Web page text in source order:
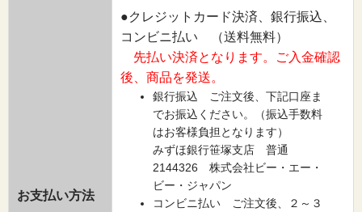
お支払い方法
●クレジットカード決済、銀行振込、
コンビニ払い （送料無料）
先払い決済となります。ご入金確認
後、商品を発送。
銀行振込 ご注文後、下記口座ま
でお振込ください。（振込手数料
はお客様負担となります）
みずほ銀行笹塚支店 普通
2144326 株式会社ビー・エー・
ビー・ジャパン
コンビニ払い ご注文後、２～３